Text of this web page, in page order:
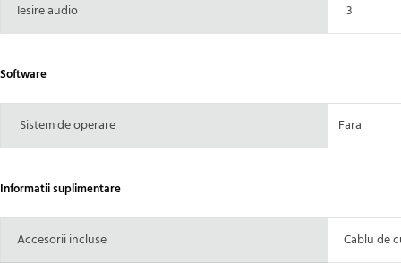
Iesire audio 3
Software
Sistem de operare Fara
Informatii suplimentare
Accesorii incluse Cablu de